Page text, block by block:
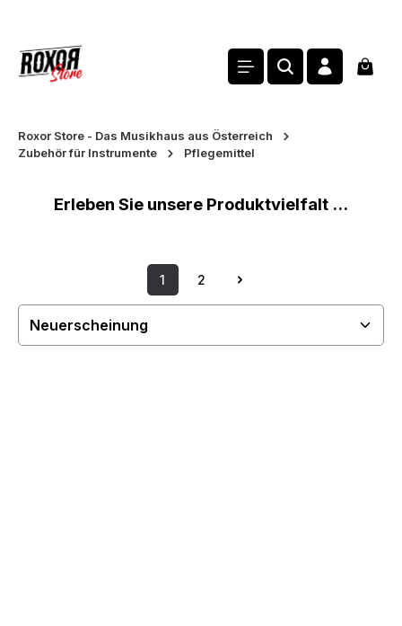
Roxor Store - Das Musikhaus aus Österreich
Zubehör für Instrumente
Pflegemittel
Erleben Sie unsere Produktvielfalt ...
Seite
1
Seite
2